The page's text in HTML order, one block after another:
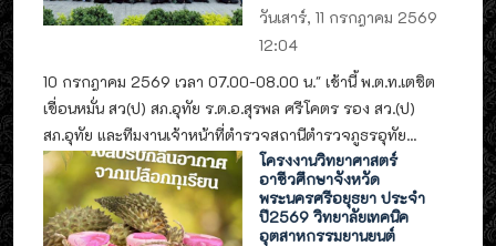
วันเสาร์, 11 กรกฎาคม 2569
12:04
10 กรกฎาคม 2569 เวลา 07.00-08.00 น." เช้านี้ พ.ต.ท.เตชิต
เขื่อนหมั่น สว(ป) สภ.อุทัย ร.ต.อ.สุรพล ศรีโคตร รอง สว.(ป)
สภ.อุทัย และทีมงานเจ้าหน้าที่ตำรวจสถานีตำรวจภูธรอุทัย...
โครงงานวิทยาศาสตร์
อาชีวศึกษาจังหวัด
พระนครศรีอยุธยา ประจำ
ปี2569 วิทยาลัยเทคนิค
อุตสาหกรรมยานยนต์